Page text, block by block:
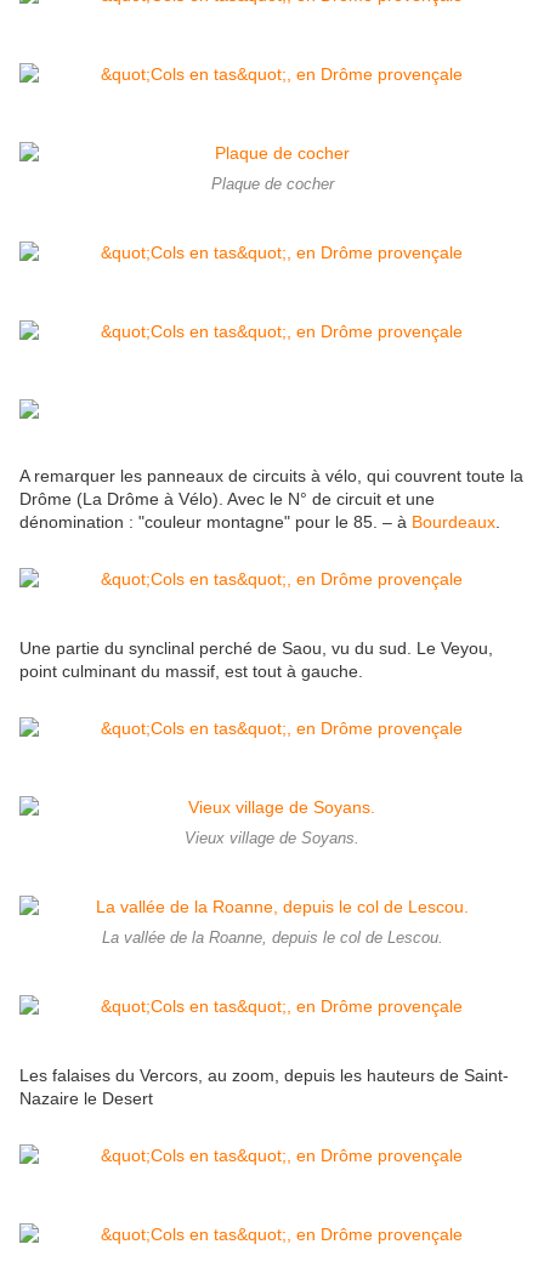
Plaque de cocher
A remarquer les panneaux de circuits à vélo, qui couvrent toute la
Drôme (La Drôme à Vélo). Avec le N° de circuit et une
dénomination : "couleur montagne" pour le 85. – à Bourdeaux
Une partie du synclinal perché de Saou, vu du sud. Le Veyou,
point culminant du massif, est tout à gauche.
Vieux village de Soyans.
La vallée de la Roanne, depuis le col de Lescou.
Les falaises du Vercors, au zoom, depuis les hauteurs de Saint-
Nazaire le Desert